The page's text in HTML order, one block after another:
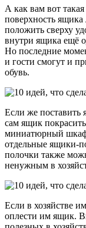
А как вам вот
поверхность
положить сверху
внутри ящика ещё
Но последние
и гости смогут и
обувь.
Если же поставить
сам ящик
миниатюрный
отдельные ящики-
полочки также
ненужным в
Если в хозяйстве
оплести им ящик.